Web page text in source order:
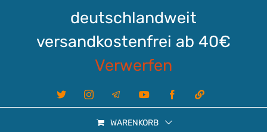
deutschlandweit
versandkostenfrei ab 40€
Verwerfen
X InstagramTelegram YouTube FacebookLinktree
WARENKORB